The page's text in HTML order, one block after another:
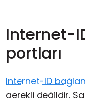
Internet-
portları
Internet-ID
gerekli değildir.